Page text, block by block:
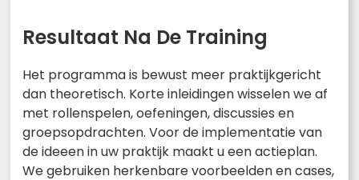
Resultaat Na De Training
Het programma is bewust meer praktijkgericht
dan theoretisch. Korte inleidingen wisselen we af
met rollenspelen, oefeningen, discussies en
groepsopdrachten. Voor de implementatie van
de ideeen in uw praktijk maakt u een actieplan.
We gebruiken herkenbare voorbeelden en cases,